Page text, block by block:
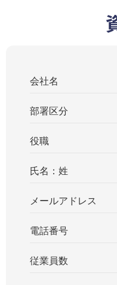
会社名
部署区分
役職
氏名：姓
メールアドレス
電話番号
従業員数